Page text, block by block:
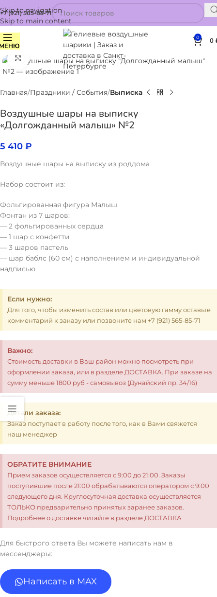
Skip to navigation
Skip to main content
+7 (921) 565-85-71
0 0
Нажмите, чтобы увеличить
Главная Праздники / События Выписка
Воздушные шары на выписку
«Долгожданный малыш» №2
5 410 ₽
Воздушные шары на выписку из роддома
Набор состоит из:
Фольгированная фигура Малыш
Фонтан из 7 шаров:
— 2 фольгированных сердца
— 1 шар с конфетти
— 3 шаров пастель
— шар баблс (60 см) с наполнением и индивидуальной
надписью
Если нужно:
Для того, чтобы изменить состав или цветовую гамму оставьте
комментарий к заказу или позвоните нам +7 (921) 565-85-71
Важно:
Стоимость доставки в Ваш район можно посмотреть при
оформлении заказа, или в разделе ДОСТАВКА. При заказе на
сумму меньше 1800 руб - самовывоз (Дунайский пр. 34/16)
Детали заказа:
Заказ поступает в работу после того, как в Вами свяжется
наш менеджер
ОБРАТИТЕ ВНИМАНИЕ
Прием заказов осуществляется с 9:00 до 21:00. Заказы
поступившие после 21:00 обрабатываются оператором с 9:00
следующего дня. Круглосуточная доставка осуществляется
ТОЛЬКО предварительно принятых заранее заказов.
Подробнее о доставке читайте в разделе ДОСТАВКА
Для быстрого ответа Вы можете написать нам в
мессенджеры:
Написать в MAX